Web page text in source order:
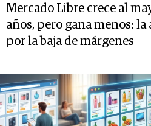
Mercado Libre crece al
años, pero gana menos: la
por la baja de márgenes